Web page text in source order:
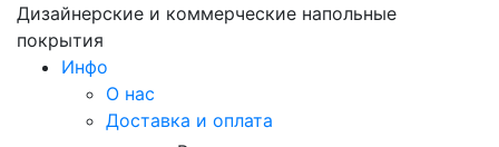
Дизайнерские и коммерческие напольные
покрытия
Инфо
О нас
Доставка и оплата